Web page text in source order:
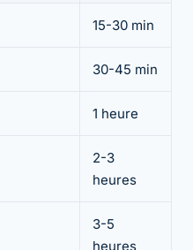
15-30 min
30-45 min
1 heure
2-3
heures
3-5
heures